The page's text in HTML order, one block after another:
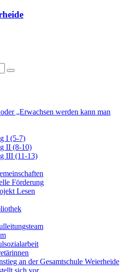
„Erwachsen werden kann man
I (5-7)
II (8-10)
III (11-13)
Förderung
Lesen
an der Gesamtschule Weierheide